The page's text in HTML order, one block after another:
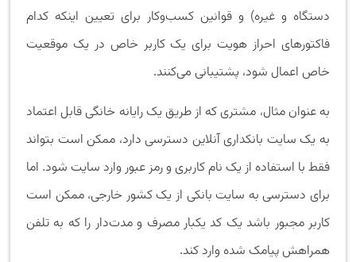
دستگاه و غیره) و قوانین کسب‌و‌کار برای تعیین اینکه کدام
فاکتورهای احراز هویت برای یک کاربر خاص در یک موقعیت
خاص اعمال شود، پشتیبانی می‌کنند.
به عنوان مثال، مشتری که از طریق یک رایانه خانگی قابل اعتماد
به یک سایت بانکداری آنلاین دسترسی دارد، ممکن است بتواند
فقط با استفاده از یک نام کاربری و رمز عبور وارد سایت شود. اما
برای دسترسی به سایت بانکی از یک کشور خارجی، ممکن است
کاربر مجبور باشد یک کد یکبار مصرف و مدت‌دار را که به تلفن
همراهش پیامک شده وارد کند.